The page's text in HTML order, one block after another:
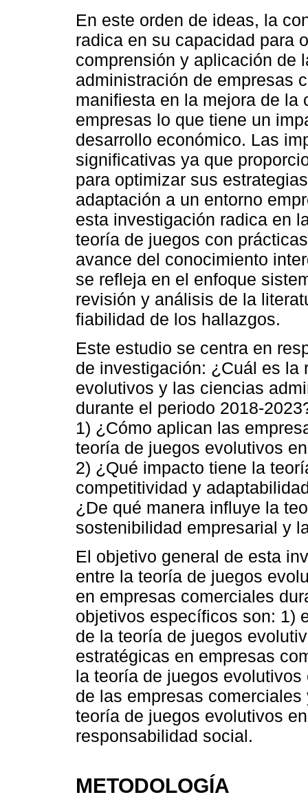
En este orden de ideas, la
radica en su capacidad para
comprensión y aplicación de
administración de empresas
manifiesta en la mejora de
empresas lo que tiene un
desarrollo económico. Las
significativas ya que
para optimizar sus
adaptación a un entorno
esta investigación radica en
teoría de juegos con
avance del conocimiento
se refleja en el enfoque
revisión y análisis de la
fiabilidad de los hallazgos.
Este estudio se centra en
de investigación: ¿Cuál es la
evolutivos y las ciencias
durante el periodo 2018-
1) ¿Cómo aplican las
teoría de juegos evolutivos
2) ¿Qué impacto tiene la
competitividad y
¿De qué manera influye la
sostenibilidad empresarial y
El objetivo general de esta
entre la teoría de juegos
en empresas comerciales
objetivos específicos son: 1)
de la teoría de juegos
estratégicas en empresas
la teoría de juegos
de las empresas
teoría de juegos evolutivos
responsabilidad social.
METODOLOGÍA